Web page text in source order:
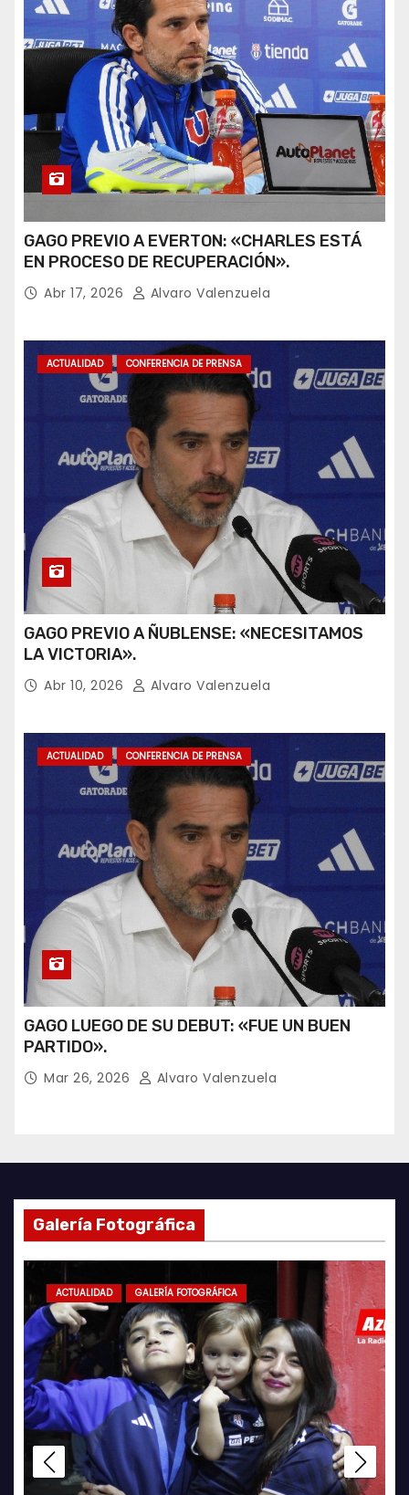
GAGO PREVIO A EVERTON: «CHARLES ESTÁ
EN PROCESO DE RECUPERACIÓN».
Abr 17, 2026 Alvaro Valenzuela
ACTUALIDAD CONFERENCIA DE PRENSA
GAGO PREVIO A ÑUBLENSE: «NECESITAMOS
LA VICTORIA».
Abr 10, 2026 Alvaro Valenzuela
ACTUALIDAD CONFERENCIA DE PRENSA
GAGO LUEGO DE SU DEBUT: «FUE UN BUEN
PARTIDO».
Mar 26, 2026 Alvaro Valenzuela
Galería Fotográfica
ACTUALIDAD GALERÍA FOTOGRÁFICA